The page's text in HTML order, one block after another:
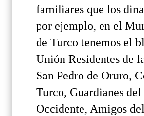
familiares que los
por ejemplo, en el
de Turco tenemos el
Unión Residentes de
San Pedro de Oruro,
Turco, Guardianes del
Occidente, Amigos